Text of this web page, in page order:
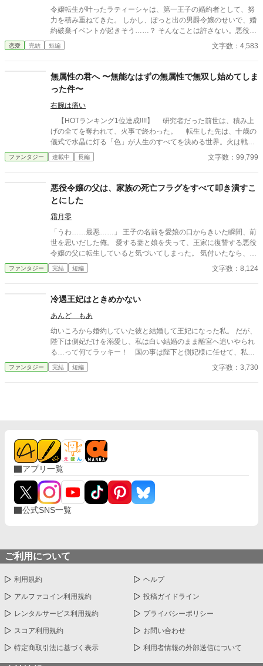
っ！！！ 私とジュリアーノの結婚は王太子の後見になって欲しい
と陛下から土下座をされてまで請われたもの。 それなのに･･･ジ
ュリアーノは私を後宮の片隅に追いやりユーリアと毎晩「アッ
ー！」をするにしてもベルフィーネという存在が邪魔という理由
く女性向けの商品開発に携わっていた私は【夢色の恋人達】とい
うBLゲームの、悪役と位置づけられている王太子妃のベルフィー
ネに転生していたのよーーーっ！！！ 思い付きで書いたので、ガ
古代ギリシャ・ローマ神話、古代バビロニアをベースにしたファ
ンタジー、ベルフィーネの一人称は『私』と書いて『わたくし』
です。
令嬢転生が叶ったラティーシャは、第一王子の婚約者として、努
力を積み重ねてきた。 しかし、ぽっと出の男爵令嬢のせいで、婚
約破棄イベントが起きそう……？ そんなことは許さない。悪役令
嬢は微笑む。努力を無駄にはさせない。
恋愛 完結 短編 文字数：4,583
無属性の君へ 〜無能なはずの無属性で無双し始めてしま
った件〜
右腕は痛い
【HOTランキング1位達成!!!!】 研究者だった前世は、積み上
げの全てを奪われて、火事で終わった。 転生した先は、十歳の
儀式で水晶に灯る「色」が人生のすべてを決める世界。火は戦い
に、土は壁に、青は治しに——だが、彼の水晶だけが灯らなかっ
た。 無属性。俗称「いろなし」。職への道は閉ざされ、村の帳
も彼は見ていた。誰の色も、灯る直前に一瞬だけ走る——「色の
ない揺らぎ」を。 無いんじゃない。まだ、見つかっていないだ
けだ。 誰にも見せない納屋で、毎晩百回、三年。物が既に持つ
性質に無色の魔力を沿わせる独自技術「支え」を組み上げた少年
の前に、ある夜、火の色の髪の冒険者が立つ。三年ぶんの記録の
板を見上げて、彼女は笑わずに言った。 「ないんじゃなくて、ま
だ見つかってないだけなんでしょ。……いいよ。あたしが最初に
見つけたげる」 欄のなかった少年と、その三年を最初に面白が
った冒険者。拾われた雑用格から始まり、村を出て、ギルド都市
ぶの記録だ。 ※今週、1日2話投稿を出来る限り全力で頑張りま
す🔥寝ない🔥 ※完結まで投稿を続けることをお約束します
ファンタジー 連載中 長編 文字数：99,799
悪役令嬢の父は、家族の死亡フラグをすべて叩き潰すこ
とにした
霜月零
「うわ……最悪……」 王子の名前を愛娘の口からきいた瞬間、前
世を思いだした俺。 愛する妻と娘を失って、王家に復讐する悪役
令嬢の父に転生していると気づいてしまった。 気付いたなら、妻
と娘の死亡フラグは破壊するよ。 まだ二人とも生きてるからね。
物語の通りになんて、させるか！ ※他サイトにも掲載中
ファンタジー 完結 短編 文字数：8,124
冷遇王妃はときめかない
あんど もあ
幼いころから婚約していた彼と結婚して王妃になった私。 だが、
陛下は側妃だけを溺愛し、私は白い結婚のまま離宮へ追いやられ
る…って何てラッキー！ 国の事は陛下と側妃様に任せて、私は
このまま離宮で何の責任も無い楽な生活を！…と思っていたの
に…。
ファンタジー 完結 短編 文字数：3,730
アプリ一覧
公式SNS一覧
ご利用について
利用規約 ヘルプ
アルファコイン利用規約 投稿ガイドライン
レンタルサービス利用規約 プライバシーポリシー
スコア利用規約 お問い合わせ
特定商取引法に基づく表示 利用者情報の外部送信について